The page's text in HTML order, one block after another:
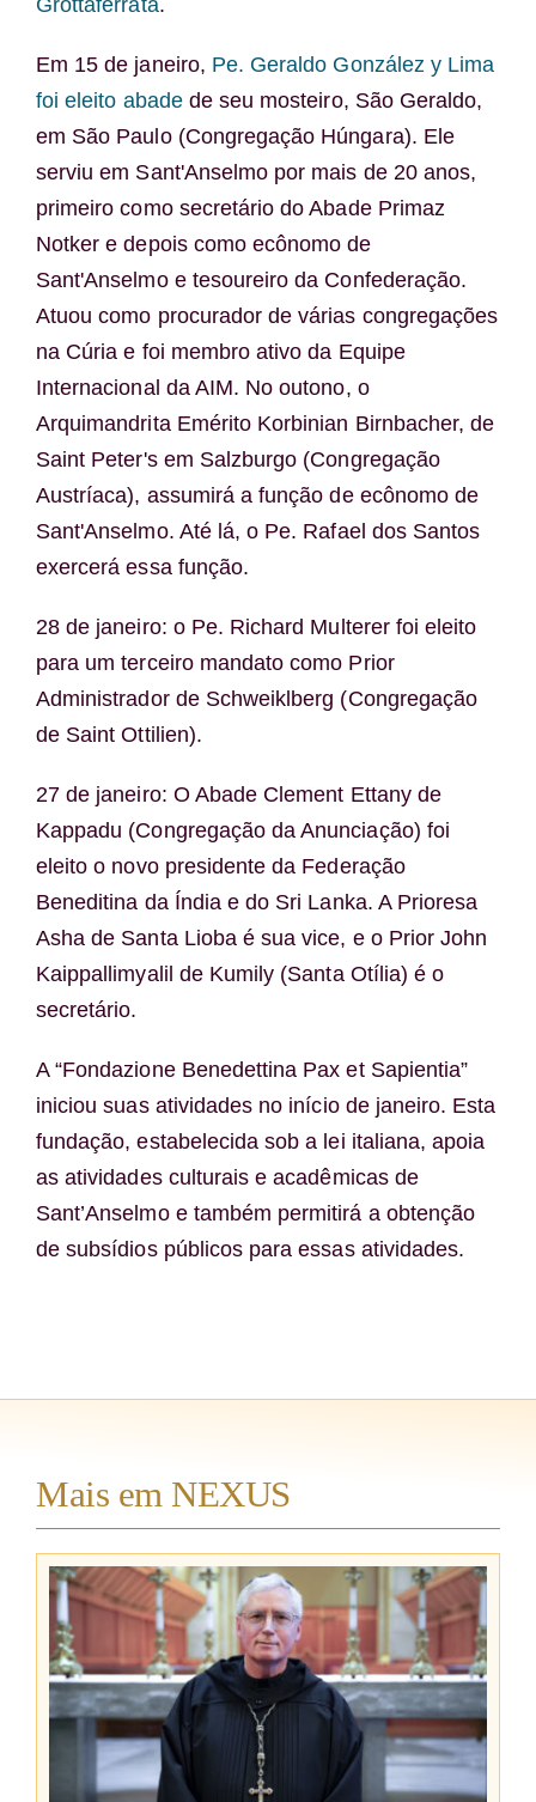
Em 15 de janeiro, Pe. Geraldo González y Lima
foi eleito abade de seu mosteiro, São Geraldo,
em São Paulo (Congregação Húngara). Ele
serviu em Sant'Anselmo por mais de 20 anos,
primeiro como secretário do Abade Primaz
Notker e depois como ecônomo de
Sant'Anselmo e tesoureiro da Confederação.
Atuou como procurador de várias congregações
na Cúria e foi membro ativo da Equipe
Internacional da AIM. No outono, o
Arquimandrita Emérito Korbinian Birnbacher, de
Saint Peter's em Salzburgo (Congregação
Austríaca), assumirá a função de ecônomo de
Sant'Anselmo. Até lá, o Pe. Rafael dos Santos
exercerá essa função.
28 de janeiro: o Pe. Richard Multerer foi eleito
para um terceiro mandato como Prior
Administrador de Schweiklberg (Congregação
de Saint Ottilien).
27 de janeiro: O Abade Clement Ettany de
Kappadu (Congregação da Anunciação) foi
eleito o novo presidente da Federação
Beneditina da Índia e do Sri Lanka. A Prioresa
Asha de Santa Lioba é sua vice, e o Prior John
Kaippallimyalil de Kumily (Santa Otília) é o
secretário.
A “Fondazione Benedettina Pax et Sapientia”
iniciou suas atividades no início de janeiro. Esta
fundação, estabelecida sob a lei italiana, apoia
as atividades culturais e acadêmicas de
Sant’Anselmo e também permitirá a obtenção
de subsídios públicos para essas atividades.
Mais em NEXUS